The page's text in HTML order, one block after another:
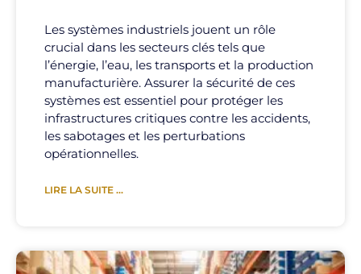
Les systèmes industriels jouent un rôle
crucial dans les secteurs clés tels que
l’énergie, l’eau, les transports et la production
manufacturière. Assurer la sécurité de ces
systèmes est essentiel pour protéger les
infrastructures critiques contre les accidents,
les sabotages et les perturbations
opérationnelles.
LIRE LA SUITE ...